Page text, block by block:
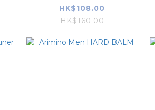
HK$108.00
HK$160.00